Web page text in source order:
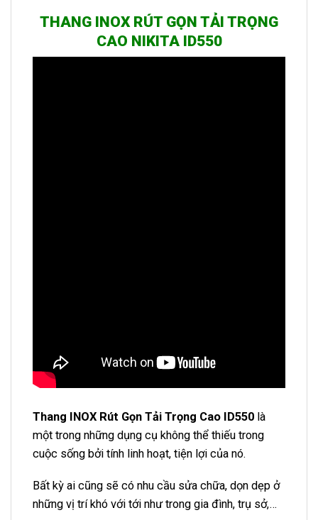
THANG INOX RÚT GỌN TẢI TRỌNG
CAO NIKITA ID550
Thang INOX Rút Gọn Tải Trọng Cao ID550 là
một trong những dụng cụ không thể thiếu trong
cuộc sống bởi tính linh hoạt, tiện lợi của nó.
Bất kỳ ai cũng sẽ có nhu cầu sửa chữa, dọn dẹp ở
những vị trí khó với tới như trong gia đình, trụ sở,…